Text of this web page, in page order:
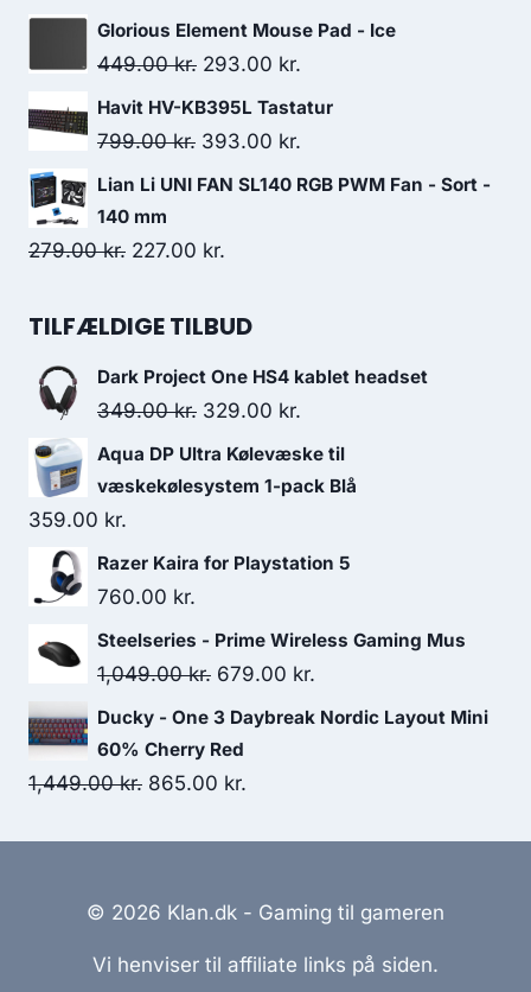
price
was:
price
is:
Glorious Element Mouse Pad - Ice
449.00kr. Original
price
was:
293.00 kr.
price
Havit HV-KB395L Tastatur
799.00kr. Original
price
799.00 kr..
393.00 kr.
price
Lian Li UNI FAN SL140 RGB PWM Fan - Sort -
140 mm
279.00kr. Original
was:
227.00 kr.
is:
TILFÆLDIGE TILBUD
Dark Project One HS4 kablet headset
349.00kr. Original
price
was:
329.00 kr.
price
is:
Aqua DP Ultra Kølevæske til
væskekølesystem 1-pack Blå
359.00 kr.
Razer Kaira for Playstation 5
760.00 kr.
Steelseries - Prime Wireless Gaming Mus
1,049.00kr. Original
price
was:
1,049.00 kr..
679.00 kr.
price
Ducky - One 3 Daybreak Nordic Layout Mini
60% Cherry Red
1,449.00kr. Original
865.00 kr.
© 2026 Klan.dk - Gaming til gameren
Vi henviser til affiliate links på siden.